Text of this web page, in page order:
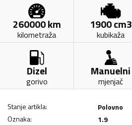
260000km
kilometraža
1900cm3
kubikaža
Dizel
gorivo
Manuelni
mjenjač
Stanje artikla:
Polovno
Oznaka:
1.9